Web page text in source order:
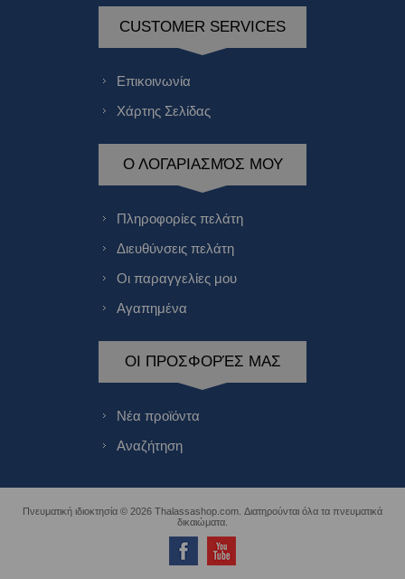
CUSTOMER SERVICES
Επικοινωνία
Χάρτης Σελίδας
Ο ΛΟΓΑΡΙΑΣΜΌΣ ΜΟΥ
Πληροφορίες πελάτη
Διευθύνσεις πελάτη
Οι παραγγελίες μου
Αγαπημένα
ΟΙ ΠΡΟΣΦΟΡΈΣ ΜΑΣ
Νέα προϊόντα
Αναζήτηση
Πνευματική ιδιοκτησία © 2026 Thalassashop.com. Διατηρούνται όλα τα πνευματικά
δικαιώματα.